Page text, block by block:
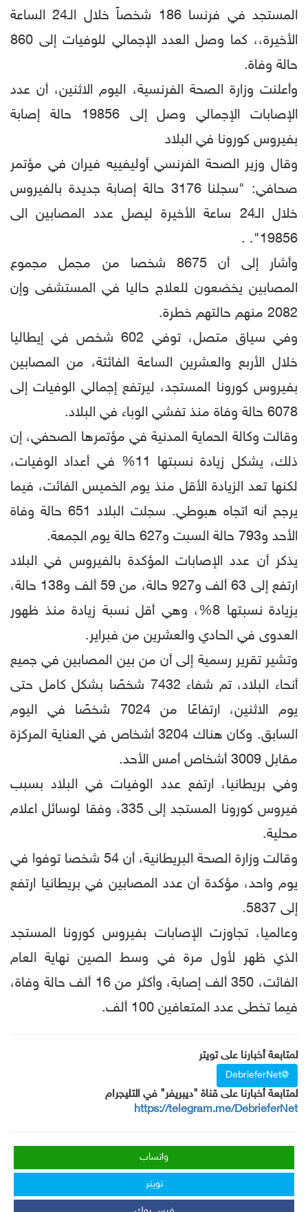
المستجد في فرنسا 186 شخصاً خلال الـ24 الساعة
الأخيرة،، كما وصل العدد الإجمالي للوفيات إلى 860
حالة وفاة.
وأعلنت وزارة الصحة الفرنسية، اليوم الاثنين، أن عدد
الإصابات الإجمالي وصل إلى 19856 حالة إصابة
بفيروس كورونا في البلاد
وقال وزير الصحة الفرنسي أوليفييه فيران في مؤتمر
صحافي: "سجلنا 3176 حالة إصابة جديدة بالفيروس
خلال الـ24 ساعة الأخيرة ليصل عدد المصابين الى
19856". .
وأشار إلى أن 8675 شخصا من مجمل مجموع
المصابين يخضعون للعلاج حاليا في المستشفى وإن
2082 منهم حالتهم خطرة.
وفي سياق متصل، توفي 602 شخص في إيطاليا
خلال الأربع والعشرين الساعة الفائتة، من المصابين
بفيروس كورونا المستجد، ليرتفع إجمالي الوفيات إلى
6078 حالة وفاة منذ تفشي الوباء في البلاد.
وقالت وكالة الحماية المدنية في مؤتمرها الصحفي، إن
ذلك، يشكل زيادة نسبتها 11% في أعداد الوفيات،
لكنها تعد الزيادة الأقل منذ يوم الخميس الفائت، فيما
يرجح أنه اتجاه هبوطي. سجلت البلاد 651 حالة وفاة
الأحد و793 حالة السبت و627 حالة يوم الجمعة.
يذكر أن عدد الإصابات المؤكدة بالفيروس في البلاد
ارتفع إلى 63 ألف و927 حالة، من 59 ألف و138 حالة،
بزيادة نسبتها 8%، وهي أقل نسبة زيادة منذ ظهور
العدوى في الحادي والعشرين من فبراير.
وتشير تقرير رسمية إلى أن من بين المصابين في جميع
أنحاء البلاد، تم شفاء 7432 شخصًا بشكل كامل حتى
يوم الاثنين، ارتفاعًا من 7024 شخصًا في اليوم
السابق. وكان هناك 3204 أشخاص في العناية المركزة
مقابل 3009 أشخاص أمس الأحد.
وفي بريطانيا، ارتفع عدد الوفيات في البلاد بسبب
فيروس كورونا المستجد إلى 335، وفقا لوسائل اعلام
محلية.
وقالت وزارة الصحة البريطانية، أن 54 شخصا توفوا في
يوم واحد، مؤكدة أن عدد المصابين في بريطانيا ارتفع
إلى 5837.
وعالميا، تجاوزت الإصابات بفيروس كورونا المستجد
الذي ظهر لأول مرة في وسط الصين نهاية العام
الفائت، 350 ألف إصابة، وأكثر من 16 ألف حالة وفاة،
فيما تخطى عدد المتعافين 100 ألف.
لمتابعة أخبارنا على تويتر
@DebrieferNet
لمتابعة أخبارنا على قناة "ديبريفر" في التليجرام
https://telegram.me/DebrieferNet
واتساب
تويتر